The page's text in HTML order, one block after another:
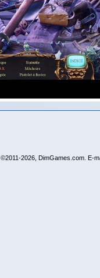
©2011-2026, DimGames.com. E-